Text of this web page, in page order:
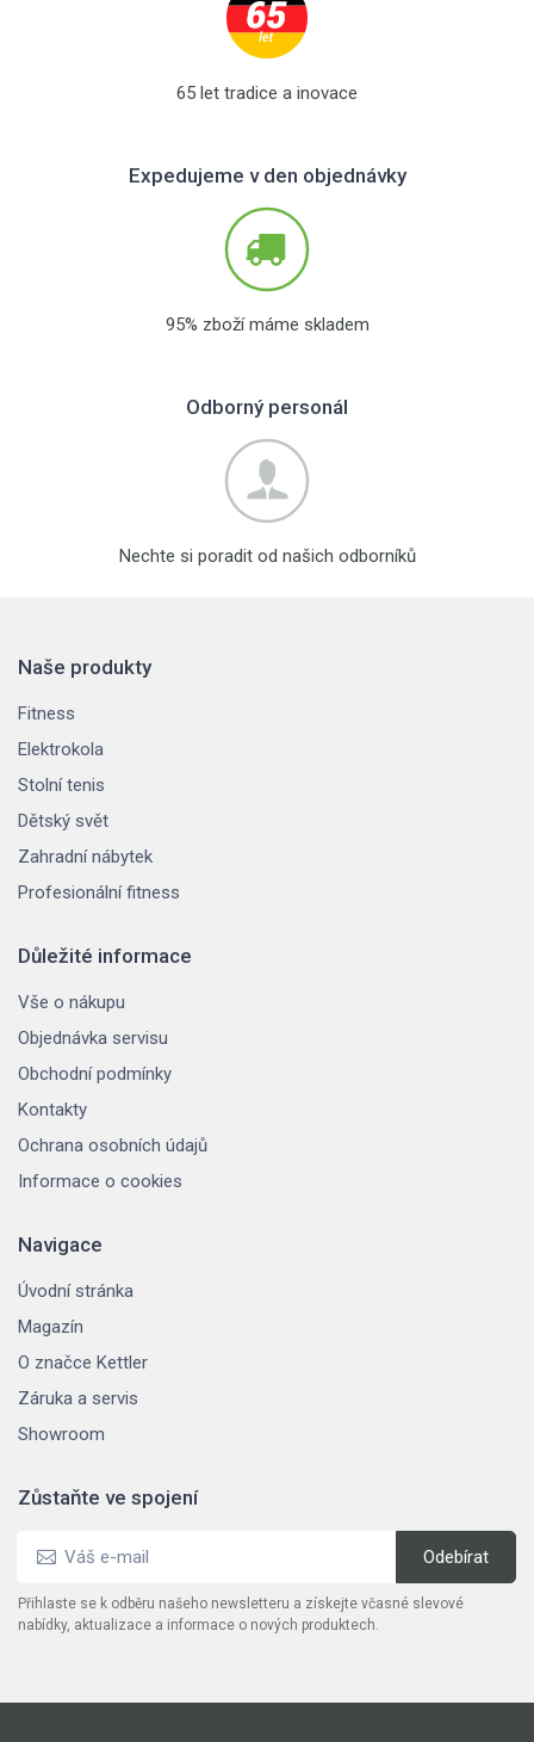
65 let tradice a inovace
Expedujeme v den objednávky
95% zboží máme skladem
Odborný personál
Nechte si poradit od našich odborníků
Naše produkty
Fitness
Elektrokola
Stolní tenis
Dětský svět
Zahradní nábytek
Profesionální fitness
Důležité informace
Vše o nákupu
Objednávka servisu
Obchodní podmínky
Kontakty
Ochrana osobních údajů
Informace o cookies
Navigace
Úvodní stránka
Magazín
O značce Kettler
Záruka a servis
Showroom
Zůstaňte ve spojení
Přihlaste se k odběru našeho newsletteru a získejte včasné slevové
nabídky, aktualizace a informace o nových produktech.